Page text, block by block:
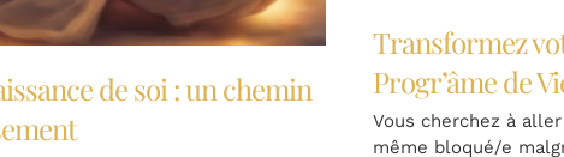
de soi : un chemin
Transformez
Progr’âme de
Vous cherchez à
même bloqué/e